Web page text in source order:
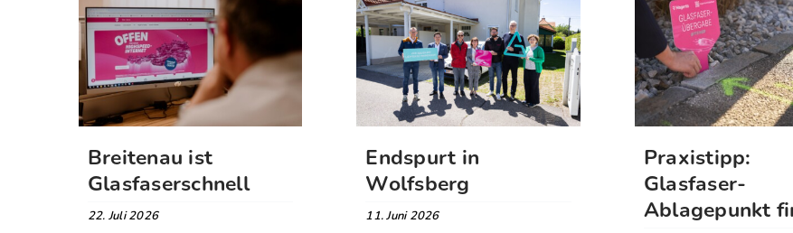
Breitenau ist
Glasfaserschnell
22. Juli 2026
Endspurt in
Wolfsberg
11. Juni 2026
Praxistipp:
Glasfaser-
Ablagepunkt